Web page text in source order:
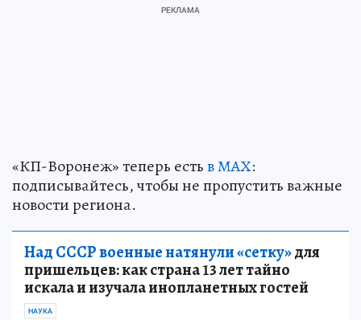
«КП-Воронеж» теперь естьв МАХ:
подписывайтесь, чтобы не пропустить важные
новости региона.
Над СССР военные натянули «сетку»для
пришельцев: как страна 13 лет тайно
искала и изучала инопланетных гостей
НАУКА